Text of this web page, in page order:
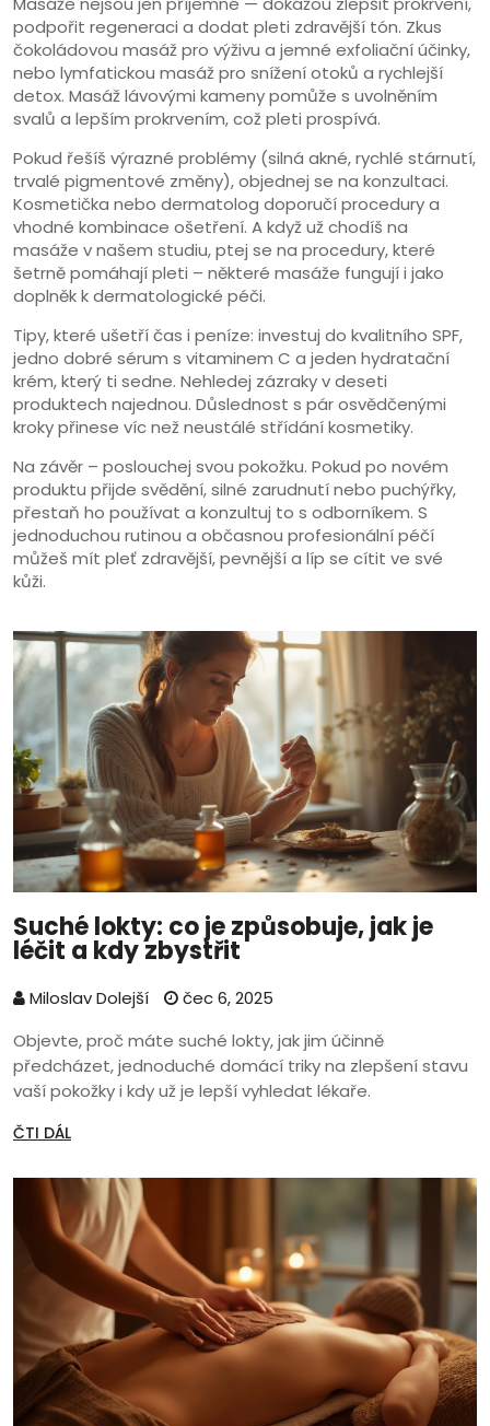
podpořit regeneraci a dodat pleti zdravější tón. Zkus
čokoládovou masáž pro výživu a jemné exfoliační účinky,
nebo lymfatickou masáž pro snížení otoků a rychlejší
detox. Masáž lávovými kameny pomůže s uvolněním
svalů a lepším prokrvením, což pleti prospívá.
Pokud řešíš výrazné problémy (silná akné, rychlé stárnutí,
trvalé pigmentové změny), objednej se na konzultaci.
Kosmetička nebo dermatolog doporučí procedury a
vhodné kombinace ošetření. A když už chodíš na
masáže v našem studiu, ptej se na procedury, které
šetrně pomáhají pleti – některé masáže fungují i jako
doplněk k dermatologické péči.
Tipy, které ušetří čas i peníze: investuj do kvalitního SPF,
jedno dobré sérum s vitaminem C a jeden hydratační
krém, který ti sedne. Nehledej zázraky v deseti
produktech najednou. Důslednost s pár osvědčenými
kroky přinese víc než neustálé střídání kosmetiky.
Na závěr – poslouchej svou pokožku. Pokud po novém
produktu přijde svědění, silné zarudnutí nebo puchýřky,
přestaň ho používat a konzultuj to s odborníkem. S
jednoduchou rutinou a občasnou profesionální péčí
můžeš mít pleť zdravější, pevnější a líp se cítit ve své
kůži.
Suché lokty: co je způsobuje, jak je
léčit a kdy zbystřit
Miloslav Dolejší
čec 6, 2025
Objevte, proč máte suché lokty, jak jim účinně
předcházet, jednoduché domácí triky na zlepšení stavu
vaší pokožky i kdy už je lepší vyhledat lékaře.
ČTI DÁL